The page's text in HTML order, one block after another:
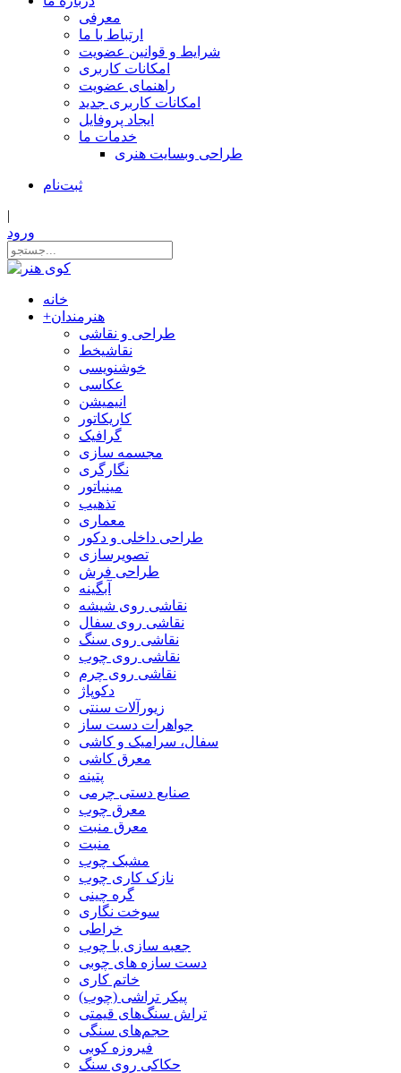
معرفی
ارتباط با ما
شرایط و قوانین عضویت
امکانات کاربری
راهنمای عضویت
امکانات کاربری جدید
ایجاد پروفایل
خدمات ما
طراحی وبسایت هنری
ثبت‌نام
|
ورود
خانه
+هنرمندان
طراحی و نقاشی
نقاشیخط
خوشنویسی
عکاسی
انیمیشن
کاریکاتور
گرافیک
مجسمه سازی
نگارگری
مینیاتور
تذهیب
معماری
طراحی داخلی و دکور
تصویرسازی
طراحی فرش
آبگینه
نقاشی روی شیشه
نقاشی روی سفال
نقاشی روی سنگ
نقاشی روی چوب
نقاشی روی چرم
دکوپاژ
زیورآلات سنتی
جواهرات دست ساز
سفال، سرامیک و کاشی
معرق کاشی
پتینه
صنایع دستی چرمی
معرق چوب
معرق منبت
منبت
مشبک چوب
نازک کاری چوب
گره چینی
سوخت نگاری
خراطی
جعبه سازی با چوب
دست سازه های چوبی
خاتم کاری
پیکر تراشی (چوب)
تراش سنگ‌های قیمتی
حجم‌های سنگی
فیروزه کوبی
حکاکی روی سنگ